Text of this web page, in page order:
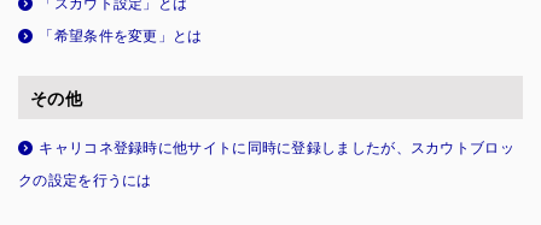
「希望条件を変更」とは
その他
キャリコネ登録時に他サイトに同時に登録しましたが、スカウトブロッ
クの設定を行うには